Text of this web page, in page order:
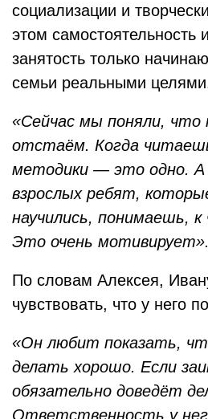
социализации и
этом самостоятельность
занятость только
семьи реальными
«Сейчас мы поняли, что
отстаём. Когда
методики — это одно. А
взрослых ребят,
научились, понимаешь,
Это очень мотивирует».
По словам Алексея,
чувствовать, что у него
«Он любит показать,
делать хорошо. Если
обязательно доведёт
Ответственность у